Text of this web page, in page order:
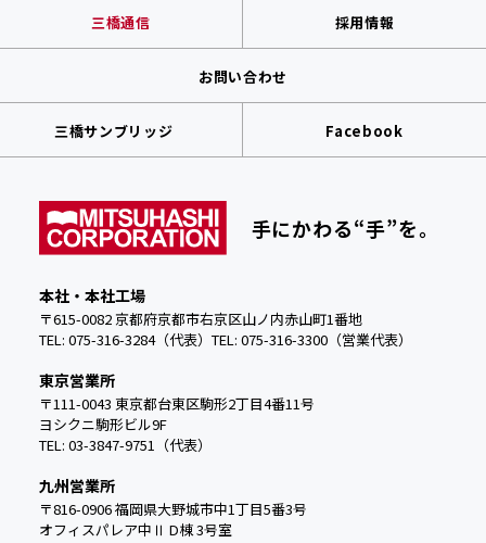
三橋通信 採用情報
お問い合わせ
三橋サンブリッジ Facebook
手にかわる“手”を。
本社・本社工場
〒615-0082 京都府京都市右京区山ノ内赤山町1番地
TEL: 075-316-3284（代表） TEL: 075-316-3300（営業代表）
東京営業所
〒111-0043 東京都台東区駒形2丁目4番11号
ヨシクニ駒形ビル9F
TEL: 03-3847-9751（代表）
九州営業所
〒816-0906 福岡県大野城市中1丁目5番3号
オフィスパレア中Ⅱ D棟 3号室